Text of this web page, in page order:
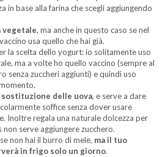
in base alla farina che scegli aggiungendo
vegetale, ma anche in questo caso se nel
usa quello che hai già.
la scelta dello yogurt: io solitamente uso
ma a volte ho quello vaccino (sempre al
senza zuccheri aggiunti) e quindi uso
delle uova, e serve a dare
soffice senza dover usare
Inoltre regala una naturale dolcezza per
non serve aggiungere zucchero.
se non hai il burro di mele, ma il tuo
in frigo solo un giorno.